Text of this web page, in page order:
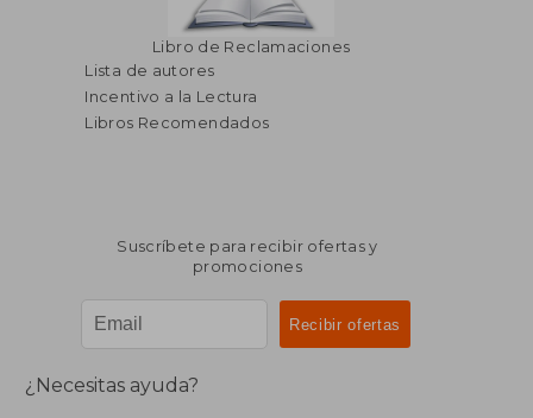
Libro de Reclamaciones
Lista de autores
Incentivo a la Lectura
Libros Recomendados
Suscríbete para recibir ofertas y
promociones
¿Necesitas ayuda?